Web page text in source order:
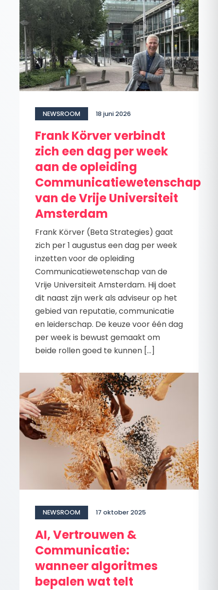
NEWSROOM 18 juni 2026
Frank Körver verbindt
zich een dag per week
aan de opleiding
Communicatiewetenschap
van de Vrije Universiteit
Amsterdam
Frank Körver (Beta Strategies) gaat
zich per 1 augustus een dag per week
inzetten voor de opleiding
Communicatiewetenschap van de
Vrije Universiteit Amsterdam. Hij doet
dit naast zijn werk als adviseur op het
gebied van reputatie, communicatie
en leiderschap. De keuze voor één dag
per week is bewust gemaakt om
beide rollen goed te kunnen […]
NEWSROOM 17 oktober 2025
AI, Vertrouwen &
Communicatie:
wanneer algoritmes
bepalen wat telt